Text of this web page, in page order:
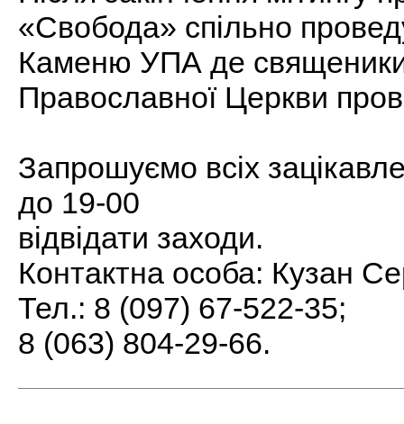
«Свобода» спільно
Каменю УПА де священики
Православної Церкви
Запрошуємо всіх
до 19-00
відвідати заходи.
Контактна особа: Кузан
Тел.: 8 (097) 67-522-35;
8 (063) 804-29-66.